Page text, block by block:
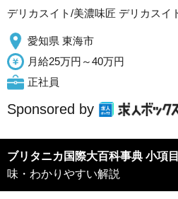
デリカスイト/美濃味匠 デリカスイ
愛知県 東海市
月給25万円～40万円
正社員
Sponsored by
ブリタニカ国際大百科事典 小項
味・わかりやすい解説